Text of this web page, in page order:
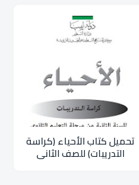
تحميل كتاب الأحياء (كراسة
التدريبات) للصف الثاني
الثانوي علمي pdf